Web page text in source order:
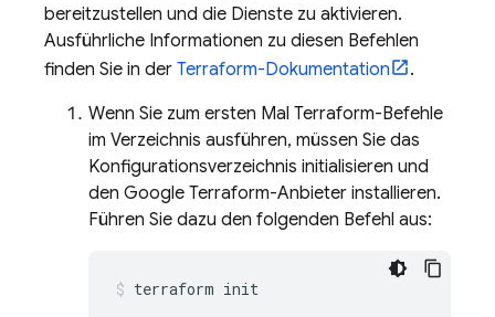
bereitzustellen und die Dienste zu aktivieren.
Ausführliche Informationen zu diesen Befehlen
finden Sie in der Terraform-Dokumentation
.
Wenn Sie zum ersten Mal Terraform-Befehle
im Verzeichnis ausführen, müssen Sie das
Konfigurationsverzeichnis initialisieren und
den Google Terraform-Anbieter installieren.
Führen Sie dazu den folgenden Befehl aus:
terraform init